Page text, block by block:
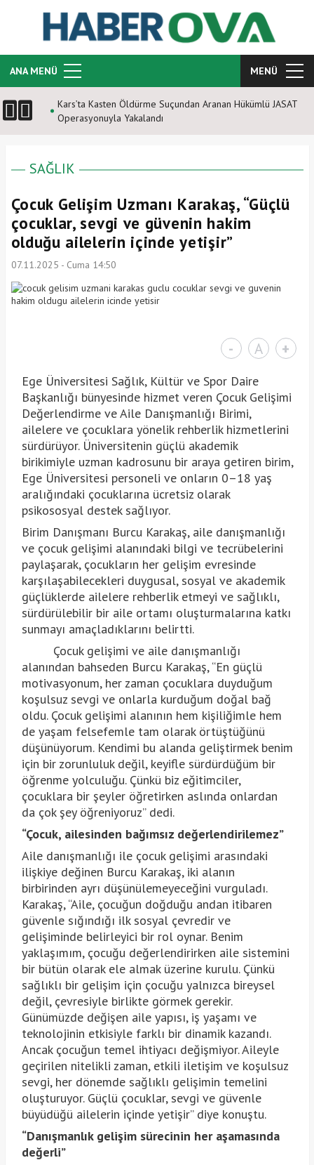
ANA MENÜ MENÜ
Kars’ta Kasten Öldürme Suçundan Aranan Hükümlü JASAT
Operasyonuyla Yakalandı
SAĞLIK
Çocuk Gelişim Uzmanı Karakaş, “Güçlü
çocuklar, sevgi ve güvenin hakim
olduğu ailelerin içinde yetişir”
07.11.2025 - Cuma 14:50
- A +
Ege Üniversitesi Sağlık, Kültür ve Spor Daire
Başkanlığı bünyesinde hizmet veren Çocuk Gelişimi
Değerlendirme ve Aile Danışmanlığı Birimi,
ailelere ve çocuklara yönelik rehberlik hizmetlerini
sürdürüyor. Üniversitenin güçlü akademik
birikimiyle uzman kadrosunu bir araya getiren birim,
Ege Üniversitesi personeli ve onların 0–18 yaş
aralığındaki çocuklarına ücretsiz olarak
psikososyal destek sağlıyor.
Birim Danışmanı Burcu Karakaş, aile danışmanlığı
ve çocuk gelişimi alanındaki bilgi ve tecrübelerini
paylaşarak, çocukların her gelişim evresinde
karşılaşabilecekleri duygusal, sosyal ve akademik
güçlüklerde ailelere rehberlik etmeyi ve sağlıklı,
sürdürülebilir bir aile ortamı oluşturmalarına katkı
sunmayı amaçladıklarını belirtti.
Çocuk gelişimi ve aile danışmanlığı
alanından bahseden Burcu Karakaş, “En güçlü
motivasyonum, her zaman çocuklara duyduğum
koşulsuz sevgi ve onlarla kurduğum doğal bağ
oldu. Çocuk gelişimi alanının hem kişiliğimle hem
de yaşam felsefemle tam olarak örtüştüğünü
düşünüyorum. Kendimi bu alanda geliştirmek benim
için bir zorunluluk değil, keyifle sürdürdüğüm bir
öğrenme yolculuğu. Çünkü biz eğitimciler,
çocuklara bir şeyler öğretirken aslında onlardan
da çok şey öğreniyoruz” dedi.
“Çocuk, ailesinden bağımsız değerlendirilemez”
Aile danışmanlığı ile çocuk gelişimi arasındaki
ilişkiye değinen Burcu Karakaş, iki alanın
birbirinden ayrı düşünülemeyeceğini vurguladı.
Karakaş, “Aile, çocuğun doğduğu andan itibaren
güvenle sığındığı ilk sosyal çevredir ve
gelişiminde belirleyici bir rol oynar. Benim
yaklaşımım, çocuğu değerlendirirken aile sistemini
bir bütün olarak ele almak üzerine kurulu. Çünkü
sağlıklı bir gelişim için çocuğu yalnızca bireysel
değil, çevresiyle birlikte görmek gerekir.
Günümüzde değişen aile yapısı, iş yaşamı ve
teknolojinin etkisiyle farklı bir dinamik kazandı.
Ancak çocuğun temel ihtiyacı değişmiyor. Aileyle
geçirilen nitelikli zaman, etkili iletişim ve koşulsuz
sevgi, her dönemde sağlıklı gelişimin temelini
oluşturuyor. Güçlü çocuklar, sevgi ve güvenle
büyüdüğü ailelerin içinde yetişir” diye konuştu.
“Danışmanlık gelişim sürecinin her aşamasında
değerli”